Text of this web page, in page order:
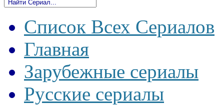
Список Всех Сериалов
Главная
Зарубежные сериалы
Русские сериалы